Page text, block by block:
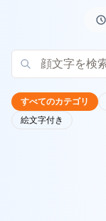
すべてのカテゴリ
絵文字付き